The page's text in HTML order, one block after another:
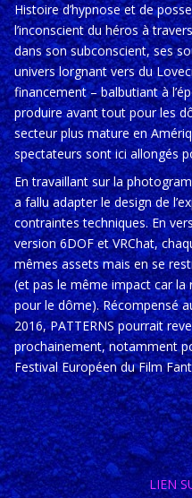
Histoire d’hypnose et de
l’inconscient du héros à
dans son subconscient, ses
univers lorgnant vers du
financement – balbutiant à
produire avant tout pour les
secteur plus mature en
spectateurs sont ici allongés
En travaillant sur la
a fallu adapter le design de
contraintes techniques. En
version 6DOF et VRChat,
mêmes assets mais en se
(et pas le même impact car
pour le dôme). Récompensé
2016, PATTERNS pourrait
prochainement, notamment
Festival Européen du Film
LIEN